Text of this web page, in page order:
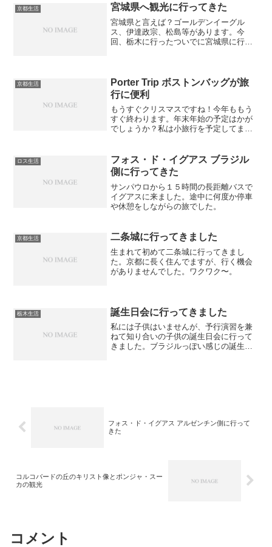
と太陽光が洞窟に差し込んで、とても奇
麗な風景になりま...
京都生活 宮城県へ観光に行ってきた
宮城県と言えば？ゴールデンイーグル
ス、伊達政宗、松島等があります。今
回、栃木に行ったついでに宮城県に行っ
すね。
京都生活
Porter Trip ボストンバッグが旅
行に便利
もうすぐクリスマスですね！今年ももう
すぐ終わります。年末年始の予定はかが
でしょうか？私は小旅行を予定してま
を歩いて見たりしてました。なかなかな
かったんですが、藤井大丸の...
ロス生活
フォス・ド・イグアス ブラジル
側に行ってきた
サンパウロから１５時間の長距離バスで
イグアスに来ました。途中に何度か停車
や休憩をしながらの旅でした。
京都生活 二条城に行ってきました
生まれて初めて二条城に行ってきまし
た。京都に長く住んでますが、行く機会
がありませんでした。ワクワク〜。
栃木生活 誕生日会に行ってきました
私には子供はいませんが、予行演習を兼
ねて知り合いの子供の誕生日会に行って
きました。ブラジルっぽい感じの誕生日
フォス・ド・イグアス アルゼンチン側に行って
きた
コルコバードの丘のキリスト像とポンジャ・スー
カの観光
コメント